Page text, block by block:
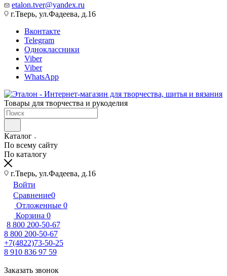
etalon.tver@yandex.ru
г.Тверь, ул.Фадеева, д.16
Вконтакте
Telegram
Одноклассники
Viber
Viber
WhatsApp
Товары для творчества и рукоделия
Каталог
По всему сайту
По каталогу
г.Тверь, ул.Фадеева, д.16
Войти
Сравнение0
Отложенные 0
Корзина 0
8 800 200-50-67
8 800 200-50-67
+7(4822)73-50-25
8 910 836 97 59
Заказать звонок